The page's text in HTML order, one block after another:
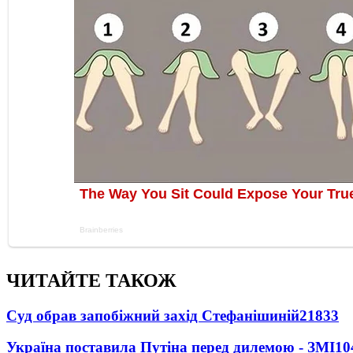
ЧИТАЙТЕ ТАКОЖ
Суд обрав запобіжний захід Стефанішиній21833
Україна поставила Путіна перед дилемою - ЗМІ